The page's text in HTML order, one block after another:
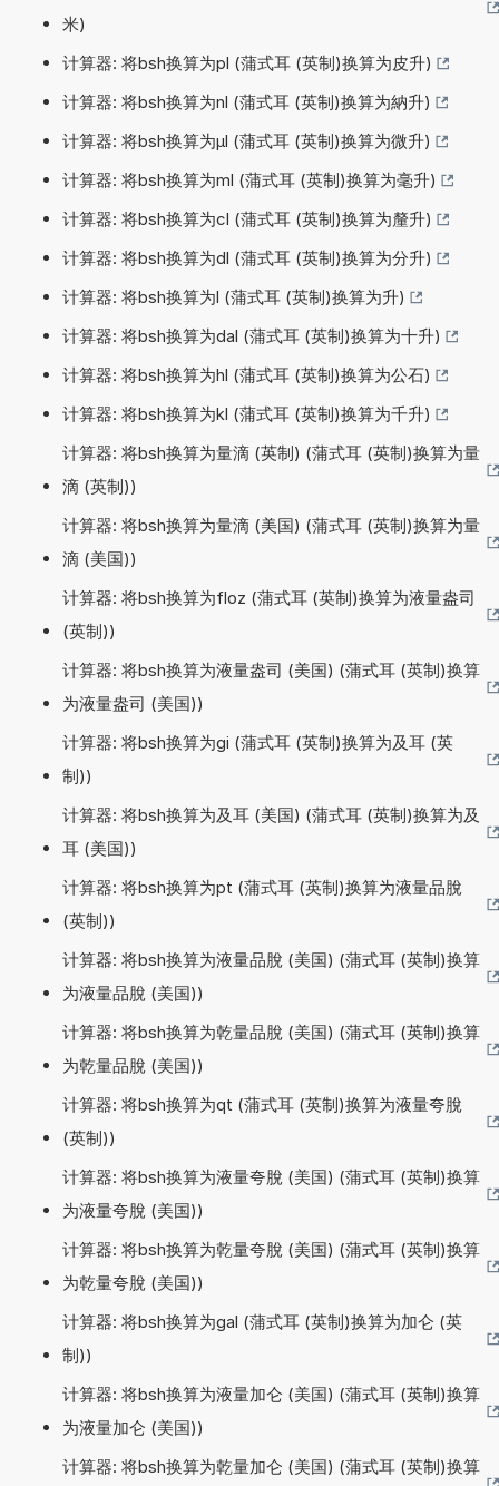
米)
计算器: 将bsh换算为pl (蒲式耳 (英制)换算为皮升)
计算器: 将bsh换算为nl (蒲式耳 (英制)换算为納升)
计算器: 将bsh换算为µl (蒲式耳 (英制)换算为微升)
计算器: 将bsh换算为ml (蒲式耳 (英制)换算为毫升)
计算器: 将bsh换算为cl (蒲式耳 (英制)换算为釐升)
计算器: 将bsh换算为dl (蒲式耳 (英制)换算为分升)
计算器: 将bsh换算为l (蒲式耳 (英制)换算为升)
计算器: 将bsh换算为dal (蒲式耳 (英制)换算为十升)
计算器: 将bsh换算为hl (蒲式耳 (英制)换算为公石)
计算器: 将bsh换算为kl (蒲式耳 (英制)换算为千升)
计算器: 将bsh换算为量滴 (英制) (蒲式耳 (英制)换算为量
滴 (英制))
计算器: 将bsh换算为量滴 (美国) (蒲式耳 (英制)换算为量
滴 (美国))
计算器: 将bsh换算为floz (蒲式耳 (英制)换算为液量盎司
(英制))
计算器: 将bsh换算为液量盎司 (美国) (蒲式耳 (英制)换算
为液量盎司 (美国))
计算器: 将bsh换算为gi (蒲式耳 (英制)换算为及耳 (英
制))
计算器: 将bsh换算为及耳 (美国) (蒲式耳 (英制)换算为及
耳 (美国))
计算器: 将bsh换算为pt (蒲式耳 (英制)换算为液量品脫
(英制))
计算器: 将bsh换算为液量品脫 (美国) (蒲式耳 (英制)换算
为液量品脫 (美国))
计算器: 将bsh换算为乾量品脫 (美国) (蒲式耳 (英制)换算
为乾量品脫 (美国))
计算器: 将bsh换算为qt (蒲式耳 (英制)换算为液量夸脫
(英制))
计算器: 将bsh换算为液量夸脫 (美国) (蒲式耳 (英制)换算
为液量夸脫 (美国))
计算器: 将bsh换算为乾量夸脫 (美国) (蒲式耳 (英制)换算
为乾量夸脫 (美国))
计算器: 将bsh换算为gal (蒲式耳 (英制)换算为加仑 (英
制))
计算器: 将bsh换算为液量加仑 (美国) (蒲式耳 (英制)换算
为液量加仑 (美国))
计算器: 将bsh换算为乾量加仑 (美国) (蒲式耳 (英制)换算